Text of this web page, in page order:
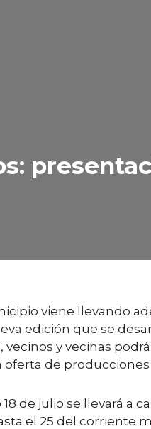
viene llevando
edición que se
y vecinas
de producciones
de julio se llevará a
el 25 del corriente